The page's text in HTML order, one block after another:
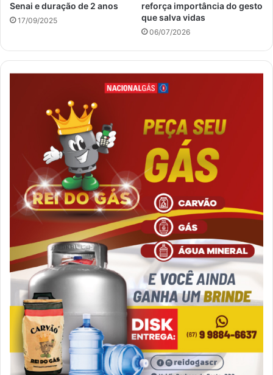
Senai e duração de 2 anos
17/09/2025
reforça importância do gesto
que salva vidas
06/07/2026